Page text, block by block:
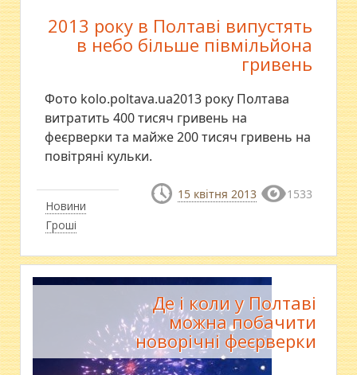
Новини
Гроші
2013 року в Полтаві випустять
в небо більше півмільйона
гривень
Фото kolo.poltava.ua2013 року Полтава
витратить 400 тисяч гривень на
феєрверки та майже 200 тисяч гривень на
повітряні кульки.
15 квітня 2013 1533
Де і коли у Полтаві
можна побачити
новорічні феєрверки